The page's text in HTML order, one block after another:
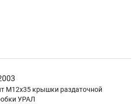
М12х35 крышки раздаточной
УРАЛ